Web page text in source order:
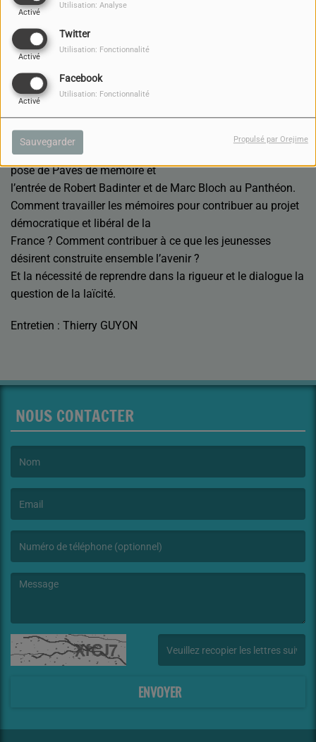
Activé
Utilisation: Analyse
Twitter
Activé
Utilisation: Fonctionnalité
Facebook
Activé
Utilisation: Fonctionnalité
Sauvegarder Propulsé par Orejime
Le 26 juin 2025, « Shalom
Bourgogne » reçoit Monsieur Jean-Philippe MOREL, adjoint
à la
de mémoire, à l’engagement
citoyen et à la défense nationale.
Monseur Morel nous rappelle les évènements
emblématiques de l’année 2024 et de début
2025 et évoque les projets à venir comme la poursuite de la
pose de Pavés de mémoire et
l’entrée de Robert Badinter et de Marc Bloch au Panthéon.
Comment travailler les mémoires pour contribuer au projet
démocratique et libéral de la
France ? Comment contribuer à ce que les jeunesses
désirent construite ensemble l’avenir ?
Et la nécessité de reprendre dans la rigueur et le dialogue la
question de la laïcité.
Entretien : Thierry GUYON
NOUS CONTACTER
ENVOYER